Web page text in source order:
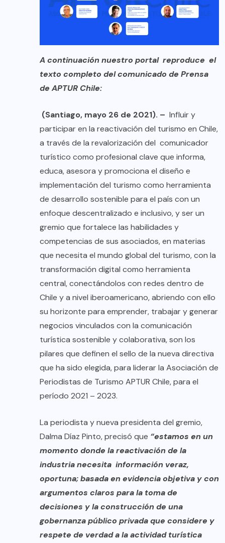
A continuación nuestro portal reproduce el
texto completo del comunicado de Prensa
de APTUR Chile:
(Santiago, mayo 26 de 2021). – Influir y
participar en la reactivación del turismo en Chile,
a través de la revalorización del comunicador
turístico como profesional clave que informa,
educa, asesora y promociona el diseño e
implementación del turismo como herramienta
de desarrollo sostenible para el país con un
enfoque descentralizado e inclusivo, y ser un
gremio que fortalece las habilidades y
competencias de sus asociados, en materias
que necesita el mundo global del turismo, con la
transformación digital como herramienta
central, conectándolos con redes dentro de
Chile y a nivel iberoamericano, abriendo con ello
su horizonte para emprender, trabajar y generar
negocios vinculados con la comunicación
turística sostenible y colaborativa, son los
pilares que definen el sello de la nueva directiva
que ha sido elegida, para liderar la Asociación de
Periodistas de Turismo APTUR Chile, para el
período 2021 – 2023.
La periodista y nueva presidenta del gremio,
Dalma Díaz Pinto, precisó que “estamos en un
momento donde la reactivación de la
industria necesita información veraz,
oportuna; basada en evidencia objetiva y con
argumentos claros para la toma de
decisiones y la construcción de una
gobernanza público privada que considere y
respete de verdad a la actividad turística